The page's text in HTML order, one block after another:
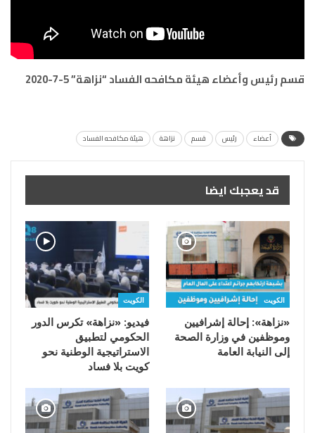
قسم رئيس وأعضاء هيئة مكافحه الفساد “نزاهة” 5-7-2020
أعضاء رئيس قسم نزاهة هيئة مكافحه الفساد
قد يعجبك ايضا
الكويت
«نزاهة»: إحالة إشرافيين
وموظفين في وزارة الصحة
إلى النيابة العامة
الكويت
فيديو: «نزاهة» تكرس الدور
الحكومي لتطبيق
الاستراتيجية الوطنية نحو
كويت بلا فساد